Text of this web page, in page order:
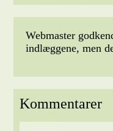
Webmaster
indlæggene, men
Kommentarer